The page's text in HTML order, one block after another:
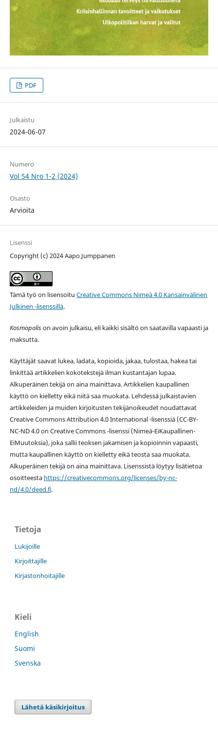
PDF
Julkaistu
2024-06-07
Numero
Vol 54 Nro 1-2 (2024)
Osasto
Arvioita
Lisenssi
Copyright (c) 2024 Aapo Jumppanen
Tämä työ on lisensoitu Creative Commons Nimeä 4.0 Kansainvälinen
Julkinen -lisenssillä.
Kosmopolison avoin julkaisu, eli kaikki sisältö on saatavilla vapaasti ja
maksutta.
Käyttäjät saavat lukea, ladata, kopioida, jakaa, tulostaa, hakea tai
linkittää artikkelien kokotekstejä ilman kustantajan lupaa.
Alkuperäinen tekijä on aina mainittava. Artikkelien kaupallinen
käyttö on kielletty eikä niitä saa muokata. Lehdessä julkaistavien
artikkeleiden ja muiden kirjoitusten tekijänoikeudet noudattavat
Creative Commons Attribution 4.0 International -lisenssiä (CC-BY-
NC-ND 4.0 on Creative Commons -lisenssi(Nimeä-EiKaupallinen-
EiMuutoksia), joka sallii teoksen jakamisen ja kopioinnin vapaasti,
mutta kaupallinen käyttö on kielletty eikä teosta saa muokata.
Alkuperäinen tekijä on aina mainittava. Lisenssistä löytyy lisätietoa
osoitteesta https://creativecommons.org/licenses/by-nc-
nd/4.0/deed.fi.
Tietoja
Lukijoille
Kirjoittajille
Kirjastonhoitajille
Kieli
English
Suomi
Svenska
Lähetä käsikirjoitus